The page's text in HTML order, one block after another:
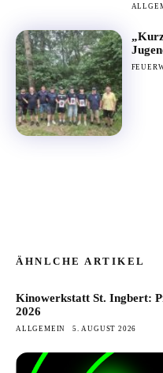
ÄHNLCHE ARTIKEL
Kinowerkstatt St. Ingbert:
2026
ALLGEMEIN 5. AUGUST 2026